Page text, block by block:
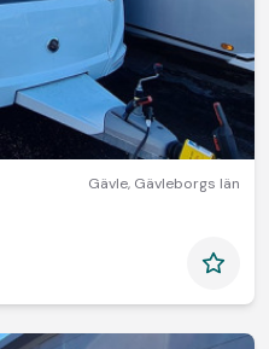
Gävle, Gävleborgs län